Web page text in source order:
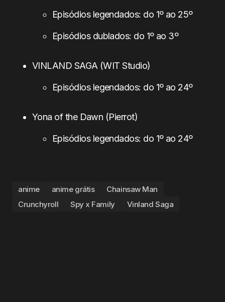
Episódios legendados: do 1º ao 25º
Episódios dublados: do 1º ao 3º
VINLAND SAGA (WIT Studio)
Episódios legendados: do 1º ao 24º
Yona of the Dawn (Pierrot)
Episódios legendados: do 1º ao 24º
anime anime grátis
Chainsaw Man
Crunchyroll
Spy x Family Vinland Saga